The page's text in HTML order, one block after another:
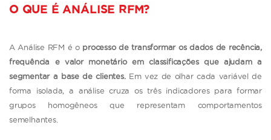
O QUE É ANÁLISE RFM?
A Análise RFM é o processo de transformar os dados de recência,
frequência e valor monetário em classificações que ajudam a
segmentar a base de clientes. Em vez de olhar cada variável de
forma isolada, a análise cruza os três indicadores para formar
grupos homogêneos que representam comportamentos
semelhantes.